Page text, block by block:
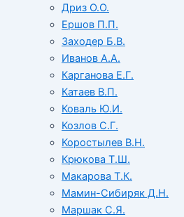
Дриз О.О.
Ершов П.П.
Заходер Б.В.
Иванов А.А.
Карганова Е.Г.
Катаев В.П.
Коваль Ю.И.
Козлов С.Г.
Коростылев В.Н.
Крюкова Т.Ш.
Макарова Т.К.
Мамин-Сибиряк Д.Н.
Маршак С.Я.